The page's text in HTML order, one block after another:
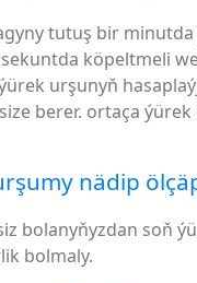
tutuş bir minutda
köpeltmeli
urşunyň
berer. ortaça
nädip
bolanyňyzdan soň
bolmaly.